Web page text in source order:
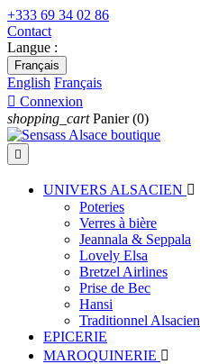
+333 69 34 02 86
Contact
Langue :
Français
English Français
 Connexion
shopping_cart Panier (0)

UNIVERS ALSACIEN 
Poteries
Verres à bière
Jeannala & Seppala
Lovely Elsa
Bretzel Airlines
Prise de Bec
Hansi
Traditionnel Alsacien
EPICERIE
MAROQUINERIE 